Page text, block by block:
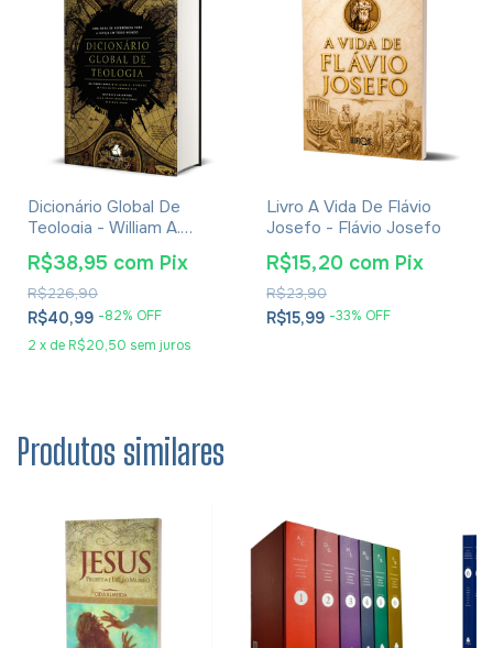
Dicionário Global De
Teologia - William A.
Dyrness
R$40,99 -82% OFF
2 x de R$20,50 sem juros
R$226,90
R$38,95 com Pix
Livro A Vida De Flávio
Josefo - Flávio Josefo
R$15,99 -33% OFF
R$23,90
R$15,20 com Pix
Produtos similares